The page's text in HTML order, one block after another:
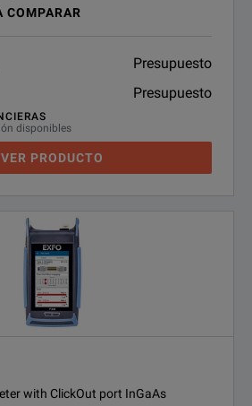
COMPARAR
Presupuesto
Presupuesto
disponibles
VER PRODUCTO
with ClickOut port InGaAs